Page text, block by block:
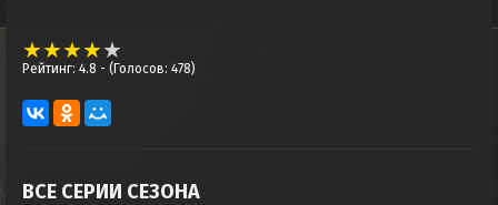
Рейтинг: 4.8 - (Голосов: 478)
ВСЕ СЕРИИ СЕЗОНА